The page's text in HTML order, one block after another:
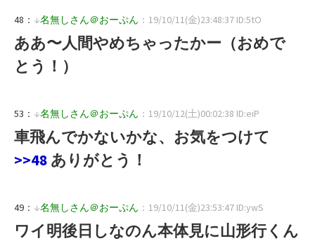
48： ↓名無しさん＠おーぷん ：19/10/11(金)23:48:37 ID:5tO
ああ〜人間やめちゃったかー（おめで
とう！）
53： ↓名無しさん＠おーぷん ：19/10/12(土)00:02:38 ID:eiP
車飛んでかないかな、お気をつけて
>>48 ありがとう！
49： ↓名無しさん＠おーぷん ：19/10/11(金)23:53:47 ID:ywS
ワイ明後日しなのん本体見に山形行くん